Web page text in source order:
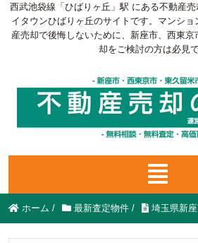
西武池袋線「ひばりヶ丘」駅 にある不動産
イタウンひばりヶ丘のサイトです。マンシ
産売却で後悔しないために、新座市、西東
却をご検討の方は必見で
ホーム / 最新査定物件 / 埼玉県新